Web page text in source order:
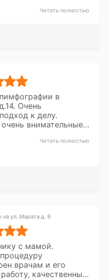
были сразу.Читать полностью
в
Очень
к делу.
внимательные
вам, к тому же акции
Читать полностью
ул. Марата д. 6
с мамой.
врачам и его
качественный